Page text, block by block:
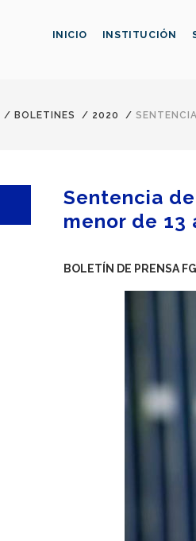
INICIO INSTITUCIÓN
/ BOLETINES / 2020 /
Sentencia
menor de
BOLETÍN DE PRENSA